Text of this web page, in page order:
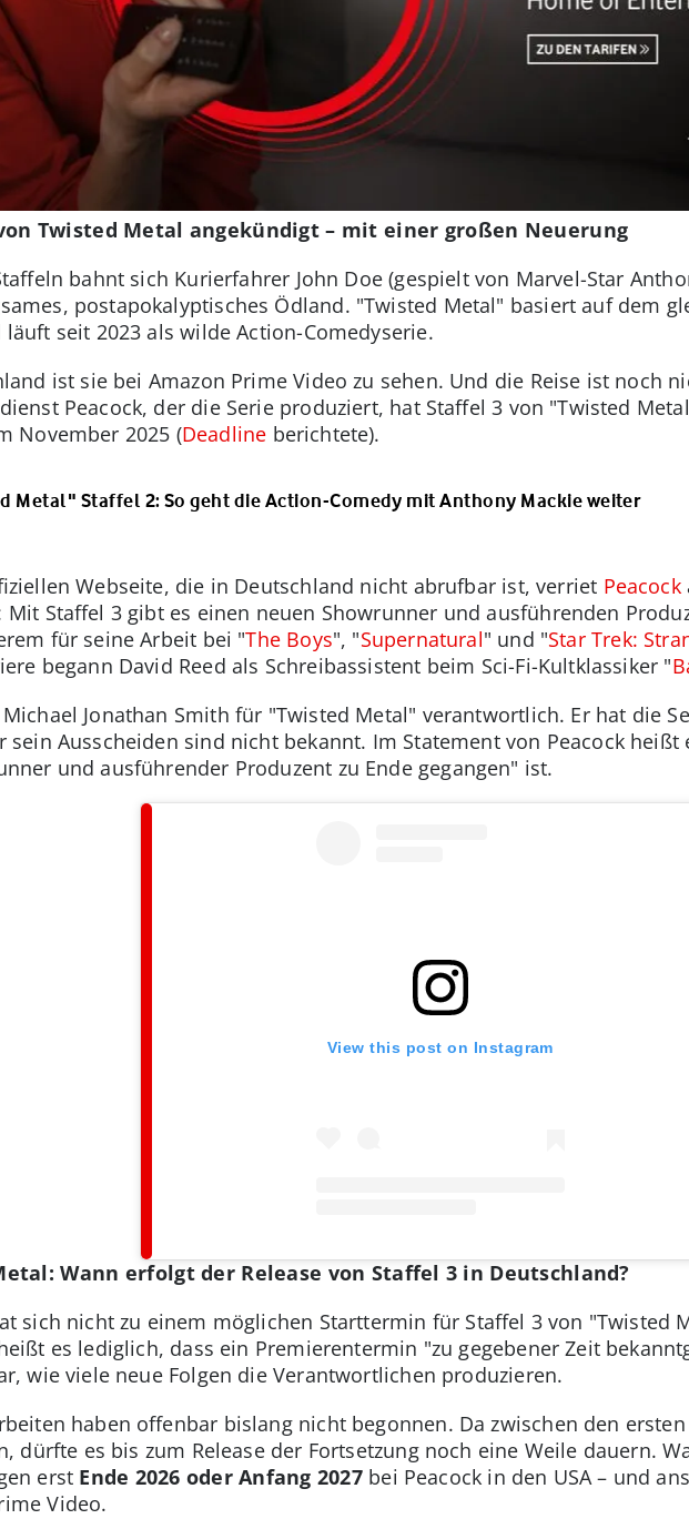
Twisted Metal angekündigt – mit einer großen Neuerung
bahnt sich Kurierfahrer John Doe (gespielt von Marvel-Star
postapokalyptisches Ödland. "Twisted Metal" basiert auf dem
läuft seit 2023 als wilde Action-Comedyserie.
ist sie bei Amazon Prime Video zu sehen. Und die Reise ist noch
Peacock, der die Serie produziert, hat Staffel 3 von "Twisted
November 2025 (Deadline berichtete).
Metal" Staffel 2: So geht die Action-Comedy mit Anthony Mackie weiter
Webseite, die in Deutschland nicht abrufbar ist, verriet Peacock
Mit Staffel 3 gibt es einen neuen Showrunner und ausführenden
für seine Arbeit bei "The Boys", "Supernatural" und "Star Trek:
begann David Reed als Schreibassistent beim Sci-Fi-Kultklassiker "
Jonathan Smith für "Twisted Metal" verantwortlich. Er hat die
sein Ausscheiden sind nicht bekannt. Im Statement von Peacock
und ausführender Produzent zu Ende gegangen" ist.
View this post on Instagram
Wann erfolgt der Release von Staffel 3 in Deutschland?
sich nicht zu einem möglichen Starttermin für Staffel 3 von "Twisted
es lediglich, dass ein Premierentermin "zu gegebener Zeit
wie viele neue Folgen die Verantwortlichen produzieren.
haben offenbar bislang nicht begonnen. Da zwischen den
dürfte es bis zum Release der Fortsetzung noch eine Weile dauern.
erst Ende 2026 oder Anfang 2027 bei Peacock in den USA – und
Video.